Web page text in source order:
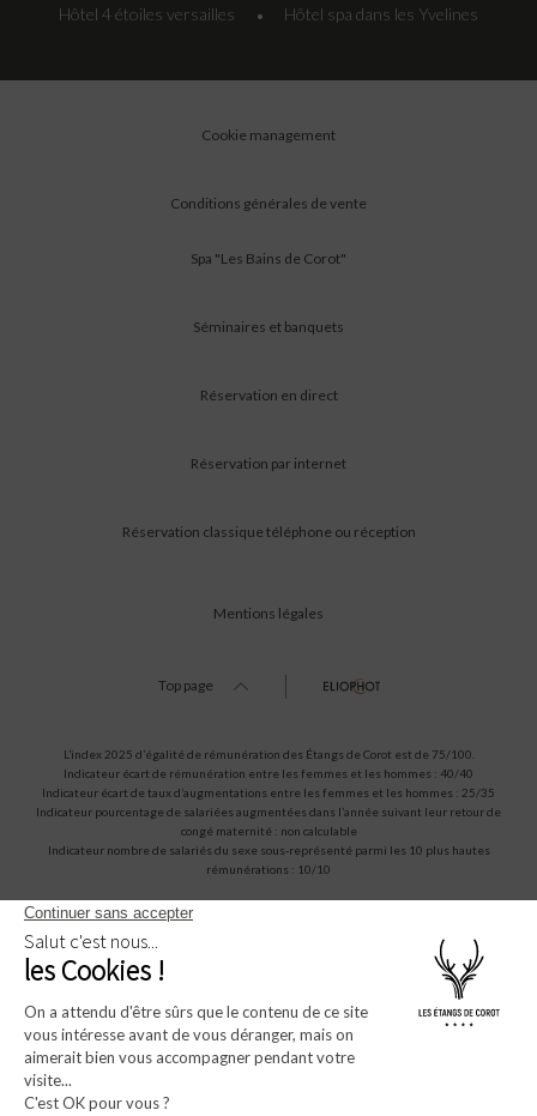
Hôtel 4 étoiles versailles • Hôtel spa dans les Yvelines
Cookie management
Conditions générales de vente
Spa "Les Bains de Corot"
Séminaires et banquets
Réservation en direct
Réservation par internet
Réservation classique téléphone ou réception
Mentions légales
Top page
L’index 2025 d’égalité de rémunération des Étangs de Corot est de 75/100.
Indicateur écart de rémunération entre les femmes et les hommes : 40/40
Indicateur écart de taux d’augmentations entre les femmes et les hommes : 25/35
Indicateur pourcentage de salariées augmentées dans l’année suivant leur retour de
congé maternité : non calculable
Indicateur nombre de salariés du sexe sous-représenté parmi les 10 plus hautes
rémunérations : 10/10
Amadeus (1A)
WBORYEDC
WB392676 WBCOROT
* Champs obligatoires.Ces informations restent confidentielles et ne seront jamais
diffusées à quelque organisme que ce soit.
** En soumettant ce formulaire, j'accepte que les informations saisies dans ce
formulaire soient utilisées et traitées pour permettre de me recontacter, dans le cadre
de ma demande d'informations, que ce soit par mail, ou téléphone.